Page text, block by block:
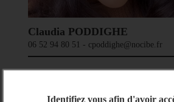
Identifiez vous afin d'avoir
Claudia PODDIGHE
06 52 94 80 51 - cpoddighe@nocibe.fr